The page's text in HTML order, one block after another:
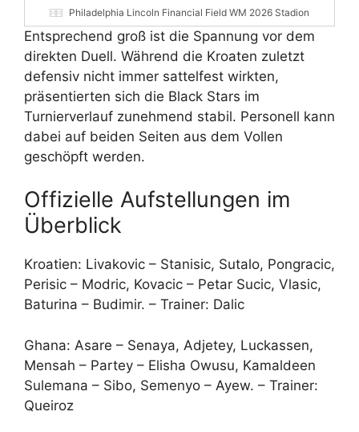
Philadelphia Lincoln Financial Field WM 2026 Stadion
Entsprechend groß ist die Spannung vor dem
direkten Duell. Während die Kroaten zuletzt
defensiv nicht immer sattelfest wirkten,
präsentierten sich die Black Stars im
Turnierverlauf zunehmend stabil. Personell kann
dabei auf beiden Seiten aus dem Vollen
geschöpft werden.
Offizielle Aufstellungen im
Überblick
Kroatien: Livakovic – Stanisic, Sutalo, Pongracic,
Perisic – Modric, Kovacic – Petar Sucic, Vlasic,
Baturina – Budimir. – Trainer: Dalic
Ghana: Asare – Senaya, Adjetey, Luckassen,
Mensah – Partey – Elisha Owusu, Kamaldeen
Sulemana – Sibo, Semenyo – Ayew. – Trainer:
Queiroz